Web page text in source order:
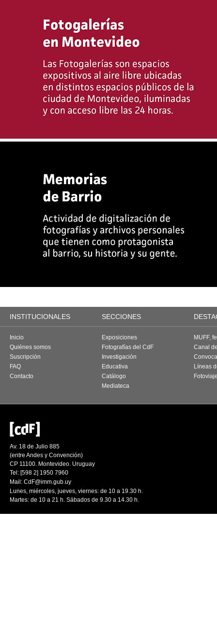
INSTITUCIONALES SECCIONES
Inicio
Quiénes somos
Suscripción
FAQ
Contacto
Exposiciones
Fotografías del CdF
Investigación
Educativa
Catálogo
Mediateca
MUFF,
Canal
Líneas
Av. 18 de Julio 885
(entre Andes y Convención)
CP 11100. Montevideo. Uruguay
Tel: [598 2] 1950 7960
Mail: CdF@imm.gub.uy
Lunes, miércoles, jueves, viernes: de 10 a 19.30 h.
Martes: de 10 a 21 h. Sábados de 9.30 a 14.30 h.